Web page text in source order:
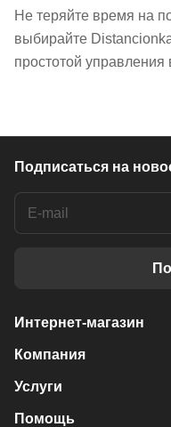
Не теряйте время на
выбирайте
простотой
Подписаться на
Интернет-магазин
Компания
Услуги
Помощь